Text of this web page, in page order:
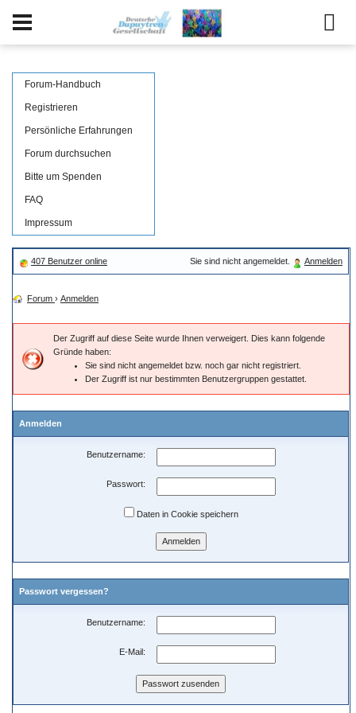
Forum-Handbuch
Registrieren
Persönliche Erfahrungen
Forum durchsuchen
Bitte um Spenden
FAQ
Impressum
407 Benutzer online Sie sind nicht angemeldet. Anmelden
Forum › Anmelden
Der Zugriff auf diese Seite wurde Ihnen verweigert. Dies kann folgende
Gründe haben:
Sie sind nicht angemeldet bzw. noch gar nicht registriert.
Der Zugriff ist nur bestimmten Benutzergruppen gestattet.
Anmelden
Benutzername:
Passwort:
Daten in Cookie speichern
Passwort vergessen?
Benutzername:
E-Mail: